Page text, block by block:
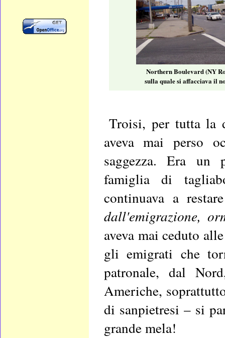
Northern Boulevard (NY
sulla quale si affacciava il
Troisi, per tutta la
aveva mai perso
saggezza. Era un
famiglia di
continuava a
dall'emigrazione,
aveva mai ceduto
gli emigrati che
patronale, dal
Americhe,
di sanpietresi – si
grande mela!